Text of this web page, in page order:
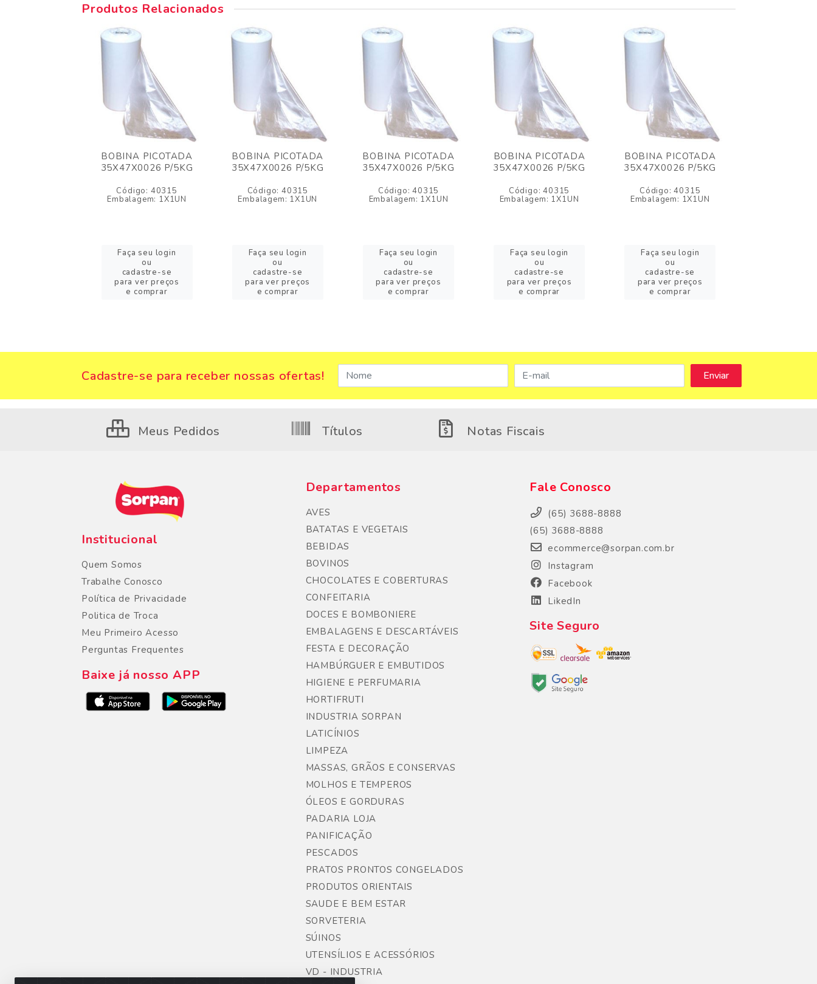
Produtos Relacionados
BOBINA PICOTADA
35X47X0026 P/5KG
Código: 40315
Embalagem: 1X1UN
Faça seu login
ou
cadastre-se
para ver preços
e comprar
BOBINA PICOTADA
35X47X0026 P/5KG
Código: 40315
Embalagem: 1X1UN
Faça seu login
ou
cadastre-se
para ver preços
e comprar
BOBINA PICOTADA
35X47X0026 P/5KG
Código: 40315
Embalagem: 1X1UN
Faça seu login
ou
cadastre-se
para ver preços
e comprar
BOBINA PICOTADA
35X47X0026 P/5KG
Código: 40315
Embalagem: 1X1UN
Faça seu login
ou
cadastre-se
para ver preços
e comprar
BOBINA PICOTADA
35X47X0026 P/5KG
Código: 40315
Embalagem: 1X1UN
Faça seu login
ou
cadastre-se
para ver preços
e comprar
Cadastre-se para receber nossas ofertas!
Meus Pedidos Títulos Notas Fiscais
Institucional
Quem Somos
Trabalhe Conosco
Política de Privacidade
Politica de Troca
Meu Primeiro Acesso
Perguntas Frequentes
Baixe já nosso APP
Departamentos
AVES
BATATAS E VEGETAIS
BEBIDAS
BOVINOS
CHOCOLATES E COBERTURAS
CONFEITARIA
DOCES E BOMBONIERE
EMBALAGENS E DESCARTÁVEIS
FESTA E DECORAÇÃO
HAMBÚRGUER E EMBUTIDOS
HIGIENE E PERFUMARIA
HORTIFRUTI
INDUSTRIA SORPAN
LATICÍNIOS
LIMPEZA
MASSAS, GRÃOS E CONSERVAS
MOLHOS E TEMPEROS
ÓLEOS E GORDURAS
PADARIA LOJA
PANIFICAÇÃO
PESCADOS
PRATOS PRONTOS CONGELADOS
PRODUTOS ORIENTAIS
SAUDE E BEM ESTAR
SORVETERIA
SÚINOS
UTENSÍLIOS E ACESSÓRIOS
VD - INDUSTRIA
Fale Conosco
(65) 3688-8888
(65) 3688-8888
ecommerce@sorpan.com.br
Instagram
Facebook
LikedIn
Site Seguro